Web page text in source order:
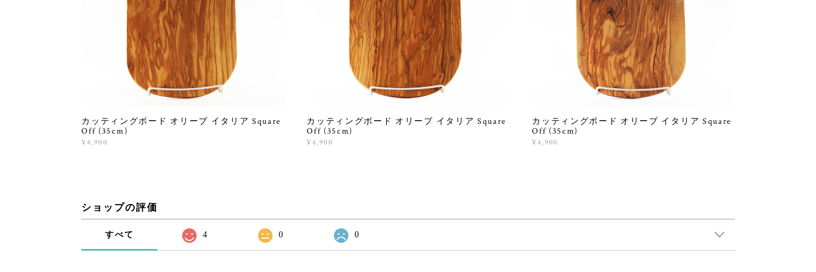
カッティングボード オリーブ イタリア Square
Off (35cm)
¥4,900
カッティングボード オリーブ イタリア Square
Off (35cm)
¥4,900
カッティングボード オリーブ イタリア Square
Off (35cm)
¥4,900
ショップの評価
すべて 4 0 0